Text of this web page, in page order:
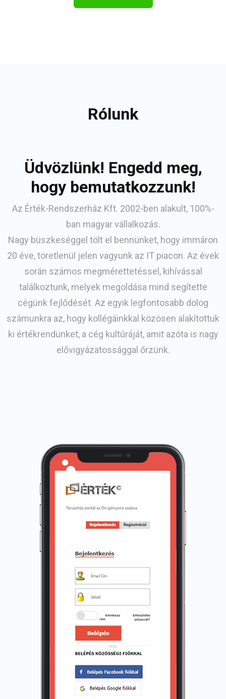
Rólunk
Üdvözlünk! Engedd meg,
hogy bemutatkozzunk!
Az Érték-Rendszerház Kft. 2002-ben alakult, 100%-
ban magyar vállalkozás.
Nagy büszkeséggel tölt el bennünket, hogy immáron
20 éve, töretlenül jelen vagyunk az IT piacon. Az évek
során számos megmérettetéssel, kihívással
találkoztunk, melyek megoldása mind segítette
cégünk fejlődését. Az egyik legfontosabb dolog
számunkra az, hogy kollégáinkkal közösen alakítottuk
ki értékrendünket, a cég kultúráját, amit azóta is nagy
elővigyázatossággal őrzünk.